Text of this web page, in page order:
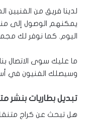
لدينا فريق من
يمكنهم الوصول إلى
اليوم. كما نوفر لك
ما عليك سوى الاتصال
وسيصلك الفنيون في
تبديل بطاريات بنشر
هل تبحث عن كراج متنقل